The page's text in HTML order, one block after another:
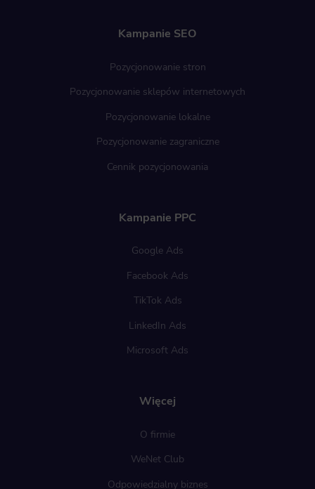
Kampanie SEO
Pozycjonowanie stron
Pozycjonowanie sklepów internetowych
Pozycjonowanie lokalne
Pozycjonowanie zagraniczne
Cennik pozycjonowania
Więcej
O firmie
WeNet Club
Odpowiedzialny biznes
Kampanie PPC
Google Ads
Facebook Ads
TikTok Ads
LinkedIn Ads
Microsoft Ads